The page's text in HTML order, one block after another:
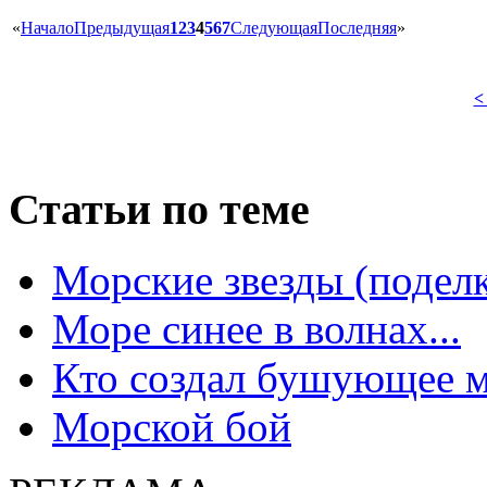
«НачалоПредыдущая1234567СледующаяПоследняя»
Статьи по теме
Морские звезды
Море синее в волнах...
Кто создал бушующее
Морской бой